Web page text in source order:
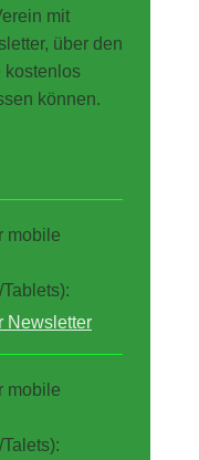
mit
über den
kostenlos
können.
mobile
Newsletter
mobile